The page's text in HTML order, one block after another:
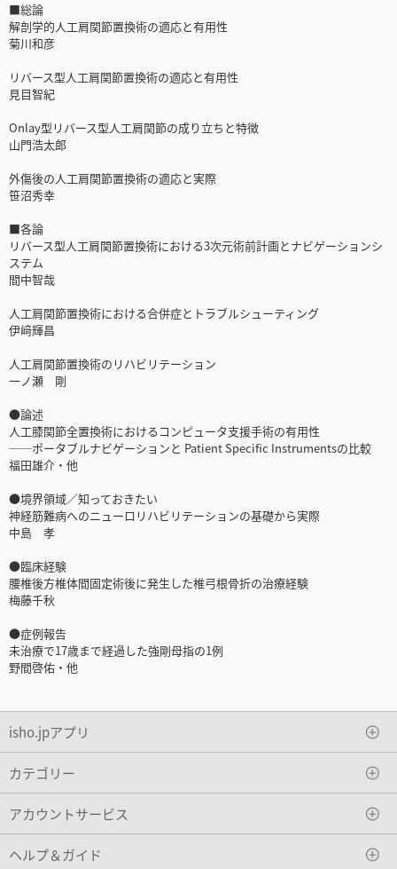
■総論
解剖学的人工肩関節置換術の適応と有用性
菊川和彦
リバース型人工肩関節置換術の適応と有用性
見目智紀
Onlay型リバース型人工肩関節の成り立ちと特徴
山門浩太郎
外傷後の人工肩関節置換術の適応と実際
笹沼秀幸
■各論
リバース型人工肩関節置換術における3次元術前計画とナビゲーションシ
ステム
間中智哉
人工肩関節置換術における合併症とトラブルシューティング
伊﨑輝昌
人工肩関節置換術のリハビリテーション
一ノ瀬 剛
●論述
人工膝関節全置換術におけるコンピュータ支援手術の有用性
──ポータブルナビゲーションと Patient Specific Instrumentsの比較
福田雄介・他
●境界領域／知っておきたい
神経筋難病へのニューロリハビリテーションの基礎から実際
中島 孝
●臨床経験
腰椎後方椎体間固定術後に発生した椎弓根骨折の治療経験
梅藤千秋
●症例報告
未治療で17歳まで経過した強剛母指の1例
野間啓佑・他
isho.jpアプリ
カテゴリー
アカウントサービス
ヘルプ＆ガイド